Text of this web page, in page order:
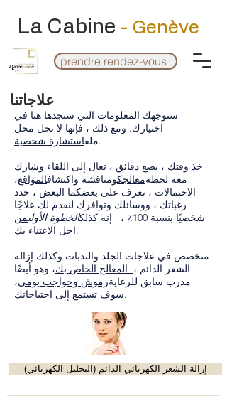
La Cabine - Genève
prendre rendez-vous
علاجاتنا
ستوجهك المعلومات التي ستجدها هنا في
اختيارك. ومع ذلك ، فإنها لا تحل محل
ملفاستشارة شخصية
.
خذ وقتك ، بضع دقائق ، تعال إلى اللقاء وشارك
معه لحظةمعالجكومناقشة واكتشافالمواقع،
الاحتمالات ، تعرف على بعضكما البعض ، حدد
رغباتك ، ووسائلك وتوافرك لنقدم لك علاجًا
شخصيًا بنسبة 100٪ ، إنه كذلك
الخطوة الأولىمن
اجل الاعتناء بك.
متخصص في علاجات الجلد والندبات وكذلك إزالة
الشعر الدائم ، المعالج الخاص بك، وهو أيضًا
مدرب سابق للرعايةرموش وحواجب يومي،
سوف تستمع إلى احتياجاتك.
إزالة الشعر الكهربائي الدائم (التحليل الكهربائي)